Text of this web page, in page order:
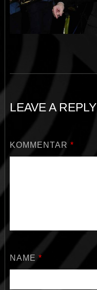
LEAVE A REPLY
KOMMENTAR *
NAME*